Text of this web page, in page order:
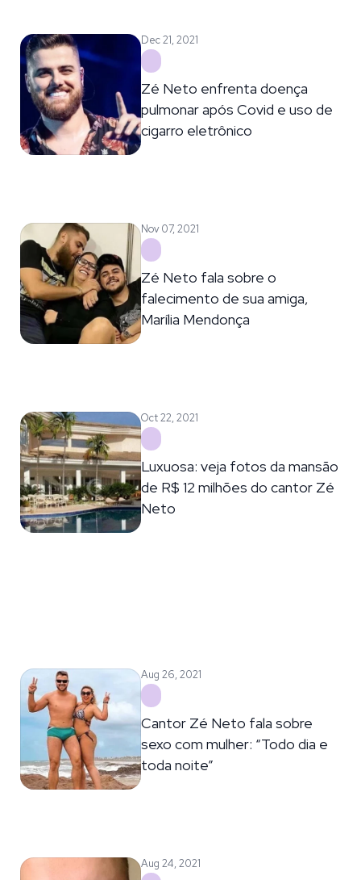
Dec 21, 2021
Zé Neto enfrenta doença
pulmonar após Covid e uso de
cigarro eletrônico
Nov 07, 2021
Zé Neto fala sobre o
falecimento de sua amiga,
Marília Mendonça
Oct 22, 2021
Luxuosa: veja fotos da mansão
de R$ 12 milhões do cantor Zé
Neto
Aug 26, 2021
Cantor Zé Neto fala sobre
sexo com mulher: “Todo dia e
toda noite”
Aug 24, 2021